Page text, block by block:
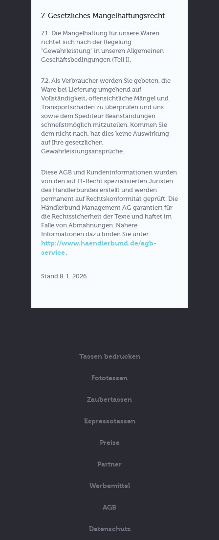
7. Gesetzliches Mängelhaftungsrecht
7.1. Die Mängelhaftung für unsere Waren
richtet sich nach der Regelung
"Gewährleistung" in unseren Allgemeinen
Geschäftsbedingungen (Teil I).
7.2. Als Verbraucher werden Sie gebeten, die
Ware bei Lieferung umgehend auf
Vollständigkeit, offensichtliche Mängel und
Transportschäden zu überprüfen und uns
sowie dem Spediteur Beanstandungen
schnellstmöglich mitzuteilen. Kommen Sie
dem nicht nach, hat dies keine Auswirkung
auf Ihre gesetzlichen
Gewährleistungsansprüche.
Diese AGB und Kundeninformationen wurden
von den auf IT-Recht spezialisierten Juristen
des Händlerbundes erstellt und werden
permanent auf Rechtskonformität geprüft. Die
Händlerbund Management AG garantiert für
die Rechtssicherheit der Texte und haftet im
Falle von Abmahnungen. Nähere
Informationen dazu finden Sie unter:
http://www.haendlerbund.de/agb-
service .
Stand 8. 1. 2026
Tassen bedrucken
Fototassen
Zaubertassen
Espressotassen
Preise
Partner
Werbemittel
AGB
Datenschutz